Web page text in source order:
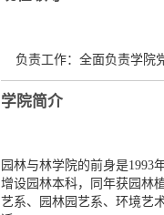
负责工作：全面负责学院
学院简介
园林与林学院的前身是1993
增设园林本科，同年获园林
艺系、园林园艺系、环境艺